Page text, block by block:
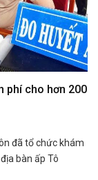
phí cho hơn 200
đã tổ chức khám
bàn ấp Tô